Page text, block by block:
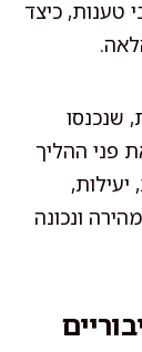
טענות, כיצד
שנכנסו
את פני ההליך
ונכונה